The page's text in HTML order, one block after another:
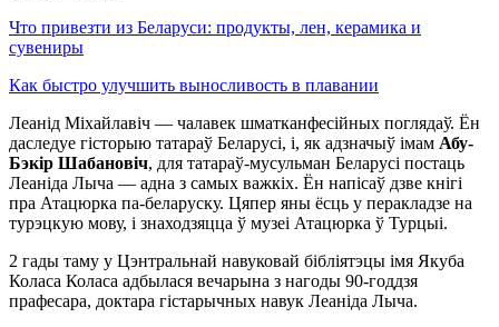
Что привезти из Беларуси: продукты, лен, керамика и
сувениры
Как быстро улучшить выносливость в плавании
Леанід Міхайлавіч — чалавек шматканфесійных поглядаў. Ён
даследуе гісторыю татараў Беларусі, і, як адзначыў імам Абу-
Бэкір Шабановіч, для татараў-мусульман Беларусі постаць
Леаніда Лыча — адна з самых важкіх. Ён напісаў дзве кнігі
пра Атацюрка па-беларуску. Цяпер яны ёсць у перакладзе на
турэцкую мову, і знаходзяцца ў музеі Атацюрка ў Турцыі.
2 гады таму у Цэнтральнай навуковай бібліятэцы імя Якуба
Коласа Коласа адбылася вечарына з нагоды 90-годдзя
прафесара, доктара гістарычных навук Леаніда Лыча.